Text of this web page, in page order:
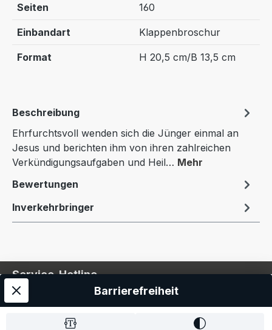
Seiten 160
Einbandart Klappenbroschur
Format H 20,5 cm/B 13,5 cm
Beschreibung
Ehrfurchtsvoll wenden sich die Jünger einmal an
Jesus und berichten ihm von ihren zahlreichen
Verkündigungsaufgaben und Heil… Mehr
Bewertungen
Inverkehrbringer
Service-Hotline
Service
Barrierefreiheit